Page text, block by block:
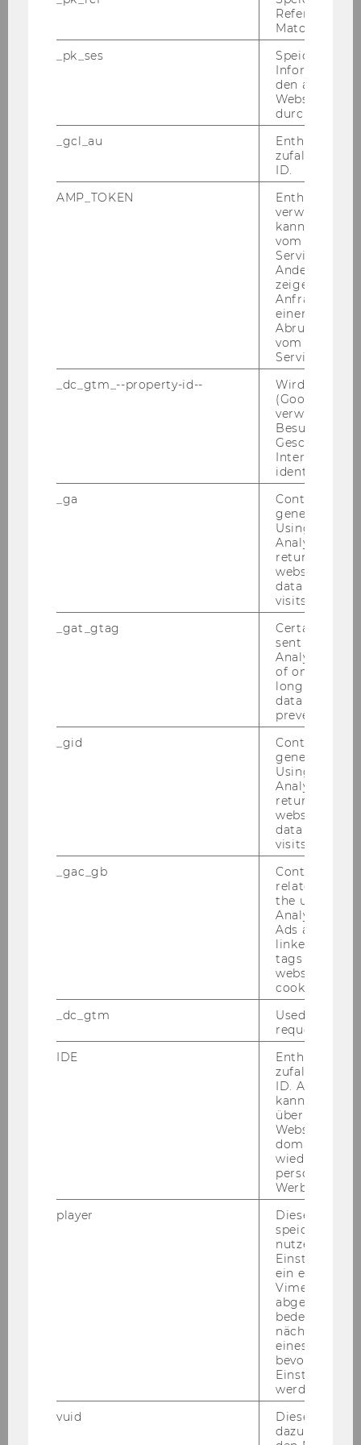
braucht es Wis­sen, Ver­ant­wor­tung und
Die An­zahl der ver­füg­ba­ren Plät­ze bei die­ser
Ver­an­stal­tung ist be­grenzt.
Stor­no­be­din­gun­gen: Bitte be­ach­ten Sie, dass
Woche vor dem Ver­an­stal­tungs­ter­min eine Be­
ar­bei­tungs­ge­bühr in Höhe von € 10,– ver­rech­
nen müs­sen. Auf Grund der be­grenz­ten Teil­
neh­mer:in­nen­zahl wird bei Ab­mel­dung nach
die­sem Zeit­punkt die ge­sam­te Teil­nah­me­ge­
bühr fäl­lig. Selbst­ver­ständ­lich ist die Nen­nung
ProEuropeanValuesAT ClearTheAir
FlowSessions - Frühjahr 2026
ProEuropeanValuesAT Co-Creation Workshop:
Humor und Emotionen - Entwicklung
Workshop: ProEuropeanValuesAT Resilience
Toolkit (in English)
ProEuropeanValuesAT Workshopreihe „Humor:
ProEuropeanValuesAT Workshopreihe „Humor:
Workshop 2" - Frühjahr 2026
Workshop: Energieverbrauch von Künstlicher
praxisWorkshop: Entwicklung von KI-
Positive Leadership: Lehrgang und Retreat -
ProEuropeanValuesAT Workshop: Die Macht
ProEuropeanValuesAT Workshopreihe „Humor:
Workshop 1" - Frühjahr 2026
Workshop: Förderwesen für kleine Vereine
praxisWorkshop: AI/Künstliche Intelligenz für
Workshop: Ubuntu Leadership - ich bin, weil
3. npoAustauschforum:
Nachhaltigkeitsberichterstattung – OMNIBUS-
Workshop: Understanding Your Inner Drivers
Ablauf des Lehrgangs: Positive Leadership -
Herbst 2025
Referrers
Matomo.
_pk_ses
Speicherung
den aktuellen
durch
_gcl_au
Enthält eine
ID.
AMP_TOKEN
Enthält ein
verwendet
kann, um
vom AMP-
Service
Andere
zeigen Opt-
Anfrage im
einen Fehler
Abrufen
vom AMP
Service an.
_dc_gtm_--property-id--
Wird von
(Google Tag
verwendet,
Besucher
Geschlecht
Interessen zu
identifizieren.
_ga
Contains a
generated
Using this
Analytics can
returning
website and
data from
visits.
_gat_gtag
Certain data
sent to
Analytics a
of once per
long as it is
data
prevented.
_gid
Contains a
generated
Using this
Analytics can
returning
website and
data from
visits.
_gac_gb
Contains
related
the user. If
Analytics and
Ads accounts
linked, the
tags on the
website read
cookie.
_dc_gtm
Used to
request rate.
IDE
Enthält eine
ID. Anhand
kann Google
über
Websites
Werbung
player
Dieses Cookie
speichert
ein
Vimeo-Video
abgespielt
bedeutet,
nächsten
eines Vimeo-
bevorzugten
werden.
vuid
Dieser
dazu